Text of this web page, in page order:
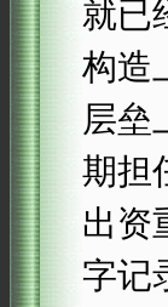
就已
构造
层垒
期担
出资
字记